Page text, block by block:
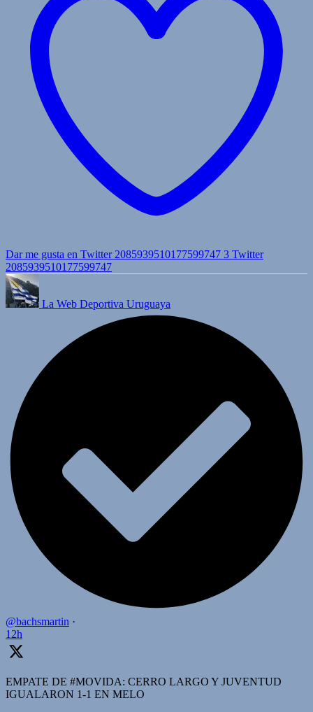
Dar me gusta en Twitter 2085939510177599747 3 Twitter
2085939510177599747
La Web Deportiva Uruguaya
@bachsmartin ·
12h
EMPATE DE #MOVIDA: CERRO LARGO Y JUVENTUD
IGUALARON 1-1 EN MELO